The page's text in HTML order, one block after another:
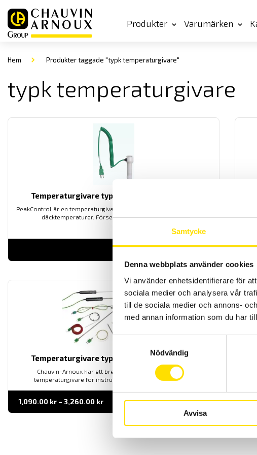
Samtycke
Denna webbplats använder cookies
Vi använder enhetsidentifierare för
sociala medier och analysera vår
till de sociala medier och annons-
med annan information som du har
Nödvändig
Avvisa
Produkter Varumärken
Hem Produkter taggade "typk temperaturgivare"
typk temperaturgivare
Temperaturgivare typ K för däcktemperatur
PeakControl är en temperaturgivare speciellt utvecklad för att mäta
däcktemperaturer. Försedd med minikontakt typ k.
LÄS MER
Temperaturgivare typ K, modell SK6 till SK13
Chauvin-Arnoux har ett brett sortiment av handhållna
temperaturgivare för instrument med minikontakt typ k.
1,090.00 kr – 3,260.00 krPrisintervall:
till
3,260.00 kr
LÄS MER